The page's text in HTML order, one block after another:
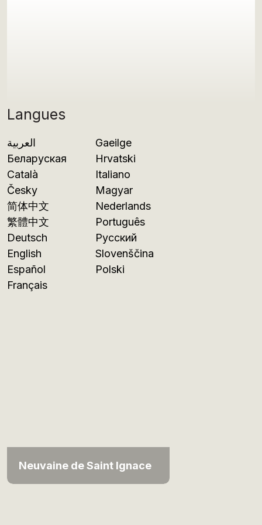
Langues
العربية
Беларуская
Català
Česky
简体中文
繁體中文
Deutsch
English
Español
Français
Gaeilge
Hrvatski
Italiano
Magyar
Nederlands
Português
Русский
Slovenščina
Polski
Neuvaine de Saint Ignace